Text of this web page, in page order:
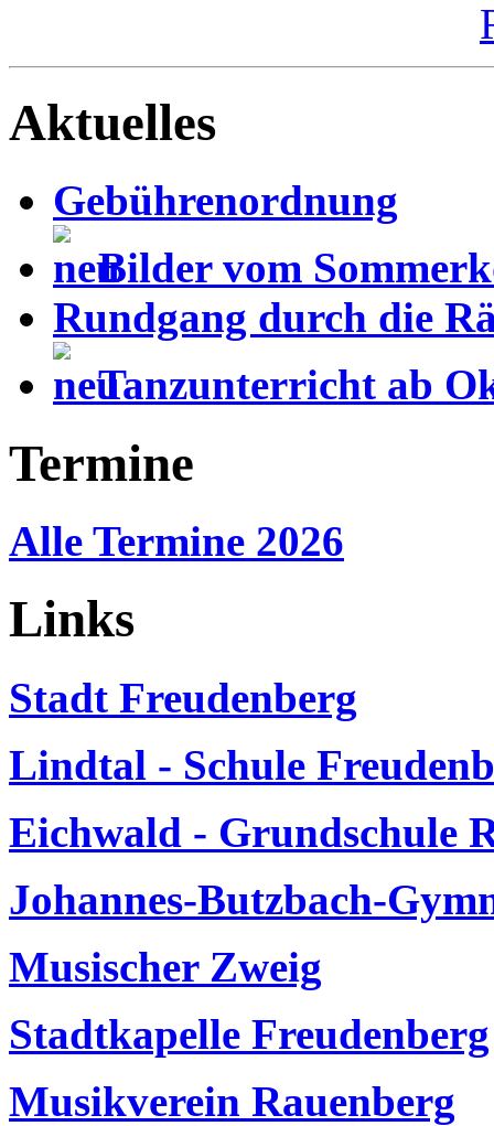
Aktuelles
Gebührenordnung
Bilder vom
Rundgang durch die
Tanzunterricht ab
Termine
Alle Termine 2026
Links
Stadt Freudenberg
Lindtal - Schule
Eichwald - Grundschule
Johannes-Butzbach-
Musischer Zweig
Stadtkapelle Freudenberg
Musikverein Rauenberg